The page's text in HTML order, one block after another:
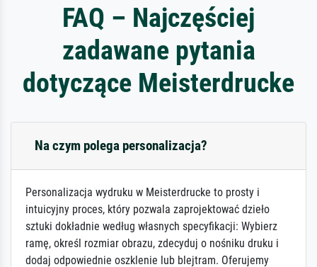
FAQ – Najczęściej
zadawane pytania
dotyczące Meisterdrucke
Na czym polega personalizacja?
Personalizacja wydruku w Meisterdrucke to prosty i
intuicyjny proces, który pozwala zaprojektować dzieło
sztuki dokładnie według własnych specyfikacji: Wybierz
ramę, określ rozmiar obrazu, zdecyduj o nośniku druku i
dodaj odpowiednie oszklenie lub blejtram. Oferujemy